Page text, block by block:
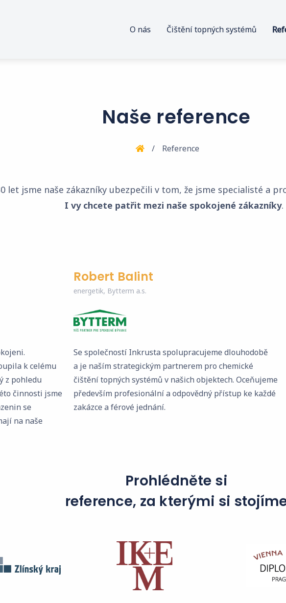
O nás Čištění topných systémů
Naše reference
Reference
let jsme naše zákazníky ubezpečili v tom, že jsme specialisté a
I vy chcete patřit mezi naše spokojené zákazníky
k celému
z pohledu
činnosti jsme
se
na naše
Robert Balint
energetik, Bytterm a.s.
Se společností Inkrusta spolupracujeme dlouhodobě
a je naším strategickým partnerem pro chemické
čištění topných systémů v našich objektech. Oceňujeme
především profesionální a odpovědný přístup ke každé
zakázce a férové jednání.
Prohlédněte si
reference, za kterými si